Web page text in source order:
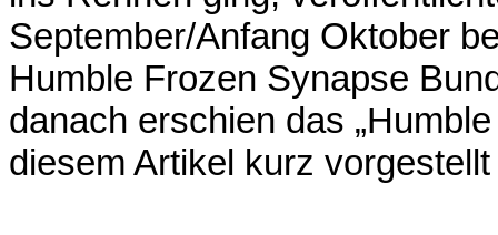
September/Anfang Oktober
Humble Frozen Synapse
danach erschien das
diesem Artikel kurz